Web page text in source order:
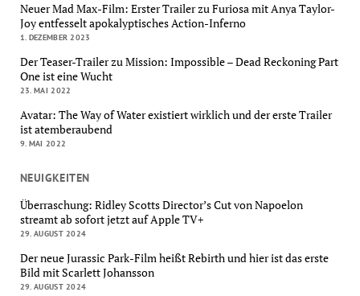
Neuer Mad Max-Film: Erster Trailer zu Furiosa mit Anya Taylor-
Joy entfesselt apokalyptisches Action-Inferno
1. DEZEMBER 2023
Der Teaser-Trailer zu Mission: Impossible – Dead Reckoning Part
One ist eine Wucht
23. MAI 2022
Avatar: The Way of Water existiert wirklich und der erste Trailer
ist atemberaubend
9. MAI 2022
NEUIGKEITEN
Überraschung: Ridley Scotts Director’s Cut von Napoelon
streamt ab sofort jetzt auf Apple TV+
29. AUGUST 2024
Der neue Jurassic Park-Film heißt Rebirth und hier ist das erste
Bild mit Scarlett Johansson
29. AUGUST 2024